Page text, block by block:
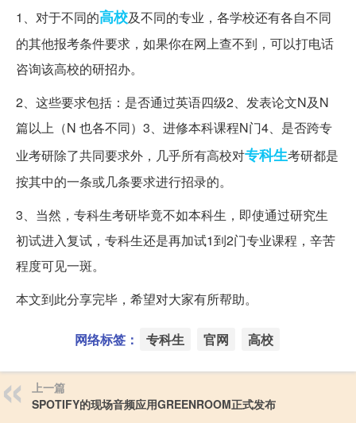
1、对于不同的高校及不同的专业，各学校还有各自不同
的其他报考条件要求，如果你在网上查不到，可以打电话
咨询该高校的研招办。
2、这些要求包括：是否通过英语四级2、发表论文N及N
篇以上（N 也各不同）3、进修本科课程N门4、是否跨专
业考研除了共同要求外，几乎所有高校对专科生考研都是
按其中的一条或几条要求进行招录的。
3、当然，专科生考研毕竟不如本科生，即使通过研究生
初试进入复试，专科生还是再加试1到2门专业课程，辛苦
程度可见一斑。
本文到此分享完毕，希望对大家有所帮助。
网络标签： 专科生 官网 高校
上一篇
SPOTIFY的现场音频应用GREENROOM正式发布